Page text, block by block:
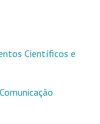
Científicos e